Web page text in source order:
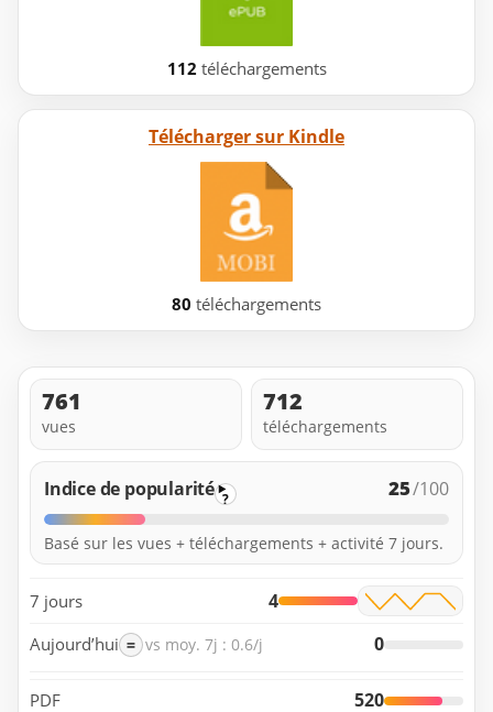
112 téléchargements
Télécharger sur Kindle
80 téléchargements
761
vues
712
téléchargements
Indice de popularité ? 25/100
Basé sur les vues + téléchargements + activité 7 jours.
7 jours 4
Aujourd’hui = vs moy. 7j : 0.6/j 0
PDF 520